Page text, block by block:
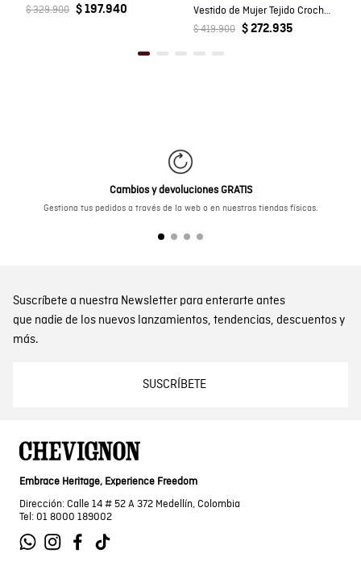
$ 329.900 $ 197.940 Vestido de Mujer Tejido Crochet con Cuello V Profundo en Mezcla de Viscosa
$ 419.900 $ 272.935
Cambios y devoluciones GRATIS
Gestiona tus pedidos a través de la web o en nuestras tiendas físicas.
Suscríbete a nuestra Newsletter para enterarte antes
que nadie de los nuevos lanzamientos, tendencias, descuentos y
más.
SUSCRÍBETE
Embrace Heritage, Experience Freedom
Dirección: Calle 14 # 52 A 372 Medellín, Colombia
Tel: 01 8000 189002